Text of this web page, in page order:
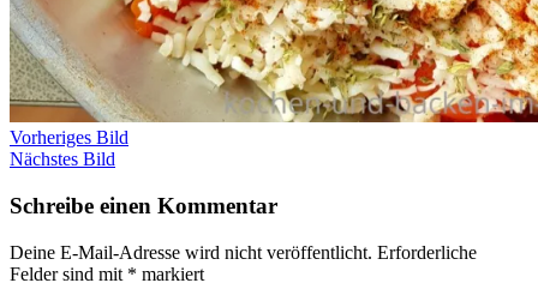
Vorheriges Bild
Nächstes Bild
Schreibe einen Kommentar
Deine E-Mail-Adresse wird nicht veröffentlicht. Erforderliche
Felder sind mit * markiert